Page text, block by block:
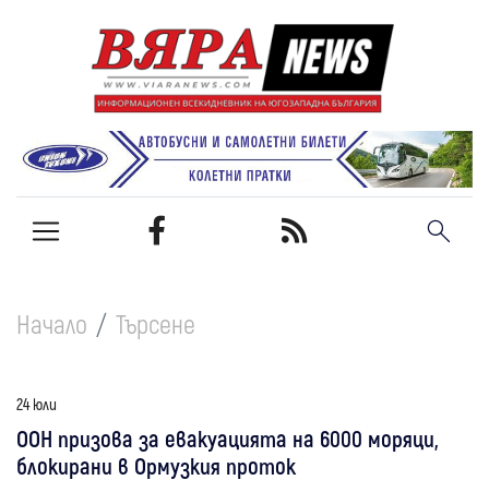
Начало Търсене
24 юли
ООН призова за евакуацията на 6000 моряци,
блокирани в Ормузкия проток